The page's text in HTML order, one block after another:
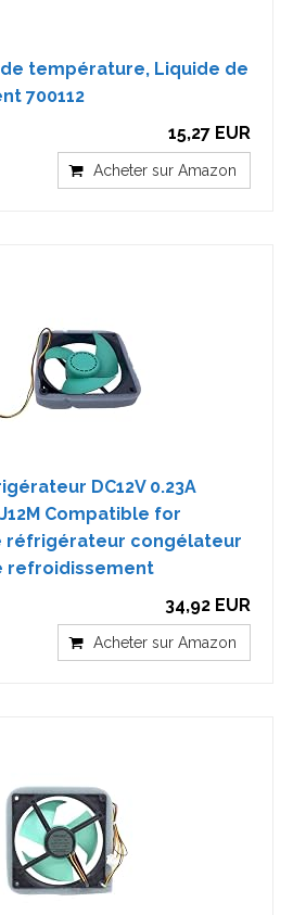
de température, Liquide de
700112
15,27 EUR
Acheter sur Amazon
DC12V 0.23A
Compatible for
réfrigérateur congélateur
refroidissement
34,92 EUR
Acheter sur Amazon